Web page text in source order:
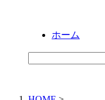
ホーム